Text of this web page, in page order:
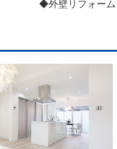
◆外壁リフォーム